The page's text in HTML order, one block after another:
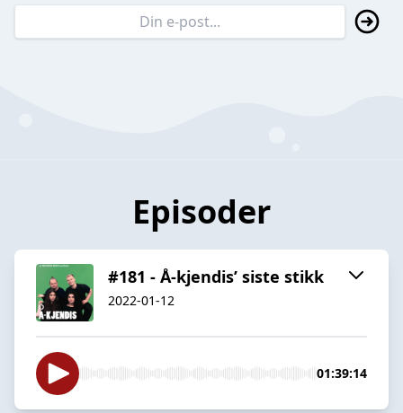
Episoder
#181 - Å-kjendis’ siste stikk
2022-01-12
01:39:14